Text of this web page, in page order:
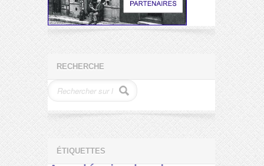
RECHERCHE
ÉTIQUETTES